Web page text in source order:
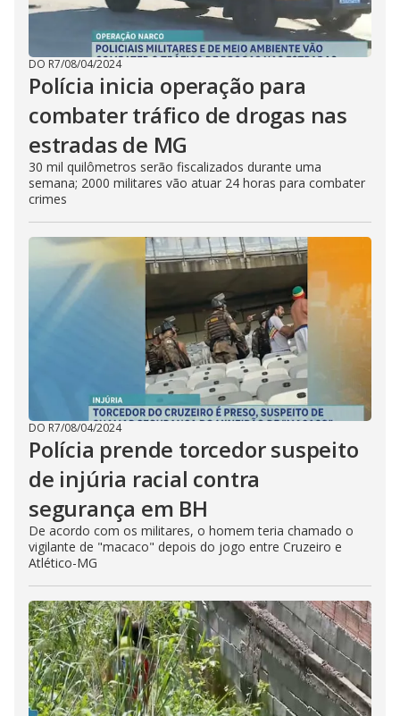
DO R7/08/04/2024
Polícia inicia operação para
combater tráfico de drogas nas
estradas de MG
30 mil quilômetros serão fiscalizados durante uma
semana; 2000 militares vão atuar 24 horas para combater
crimes
DO R7/08/04/2024
Polícia prende torcedor suspeito
de injúria racial contra
segurança em BH
De acordo com os militares, o homem teria chamado o
vigilante de "macaco" depois do jogo entre Cruzeiro e
Atlético-MG